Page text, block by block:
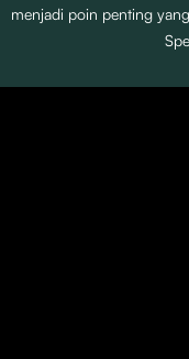
menjadi poin penting